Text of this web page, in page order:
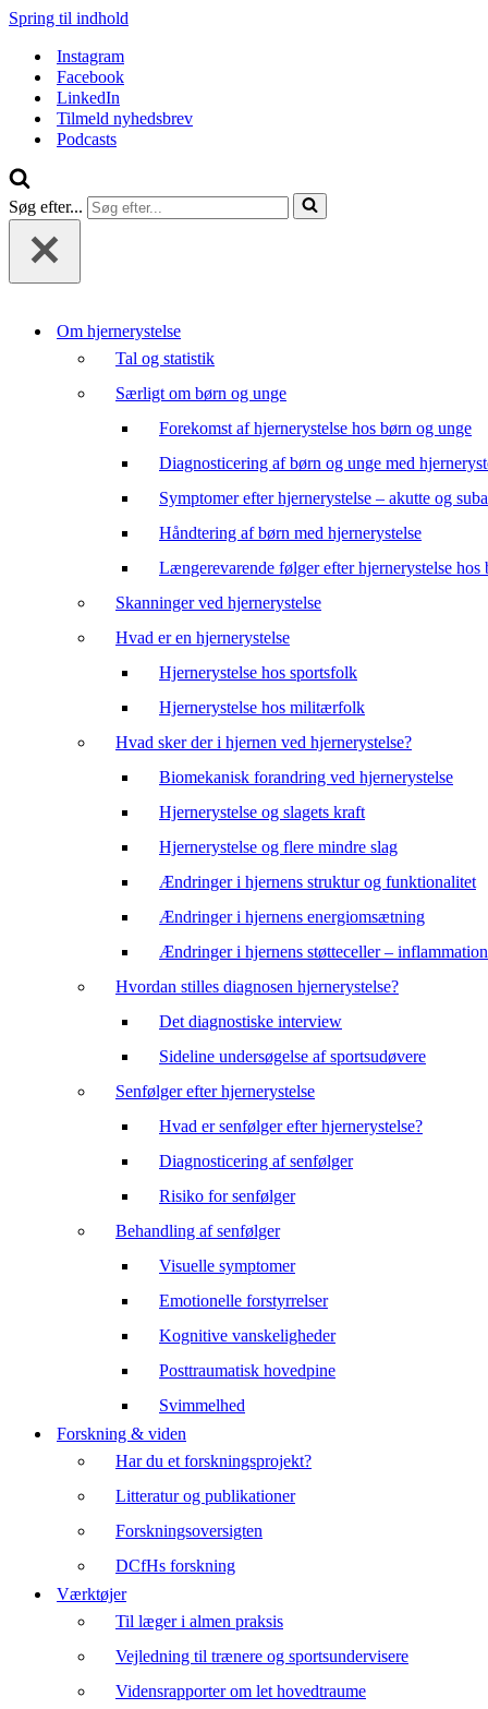
Spring til indhold
Instagram
Facebook
LinkedIn
Tilmeld nyhedsbrev
Podcasts
Søg efter...
Om hjernerystelse
Tal og statistik
Særligt om børn og unge
Forekomst af hjernerystelse hos børn og unge
Diagnosticering af børn og unge med
Symptomer efter hjernerystelse – akutte og
Håndtering af børn med hjernerystelse
Længerevarende følger efter hjernerystelse hos
Skanninger ved hjernerystelse
Hvad er en hjernerystelse
Hjernerystelse hos sportsfolk
Hjernerystelse hos militærfolk
Hvad sker der i hjernen ved hjernerystelse?
Biomekanisk forandring ved hjernerystelse
Hjernerystelse og slagets kraft
Hjernerystelse og flere mindre slag
Ændringer i hjernens struktur og funktionalitet
Ændringer i hjernens energiomsætning
Ændringer i hjernens støtteceller – inflammation
Hvordan stilles diagnosen hjernerystelse?
Det diagnostiske interview
Sideline undersøgelse af sportsudøvere
Senfølger efter hjernerystelse
Hvad er senfølger efter hjernerystelse?
Diagnosticering af senfølger
Risiko for senfølger
Behandling af senfølger
Visuelle symptomer
Emotionelle forstyrrelser
Kognitive vanskeligheder
Posttraumatisk hovedpine
Svimmelhed
Forskning & viden
Har du et forskningsprojekt?
Litteratur og publikationer
Forskningsoversigten
DCfHs forskning
Værktøjer
Til læger i almen praksis
Vejledning til trænere og sportsundervisere
Vidensrapporter om let hovedtraume